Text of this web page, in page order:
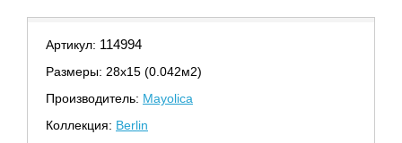
Артикул: 114994
Размеры: 28х15 (0.042м2)
Производитель: Mayolica
Коллекция: Berlin